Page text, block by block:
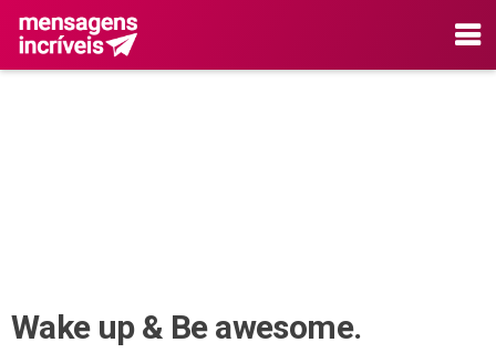
Wake up & Be awesome.